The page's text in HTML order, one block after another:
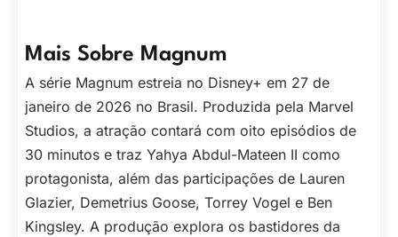
Mais Sobre Magnum
A série Magnum estreia no Disney+ em 27 de
janeiro de 2026 no Brasil. Produzida pela Marvel
Studios, a atração contará com oito episódios de
30 minutos e traz Yahya Abdul-Mateen II como
protagonista, além das participações de Lauren
Glazier, Demetrius Goose, Torrey Vogel e Ben
Kingsley. A produção explora os bastidores da